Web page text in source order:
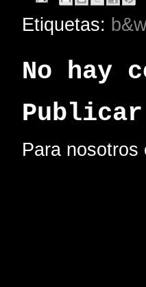
Etiquetas:
No hay
Para